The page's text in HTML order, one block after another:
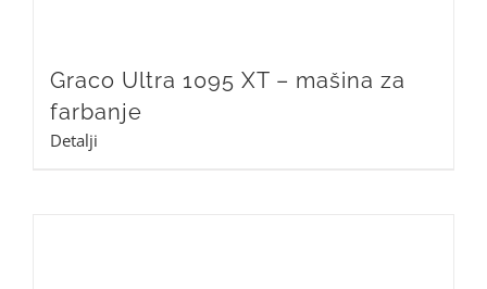
Graco Ultra 1095 XT – mašina za
farbanje
Detalji